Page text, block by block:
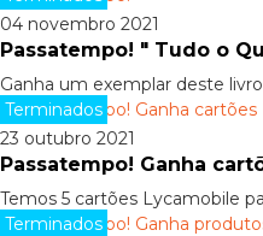
04 novembro 2021
Passatempo! " Tudo o
Ganha um exemplar deste livro
Terminados
23 outubro 2021
Passatempo! Ganha
Temos 5 cartões Lycamobile
Terminados